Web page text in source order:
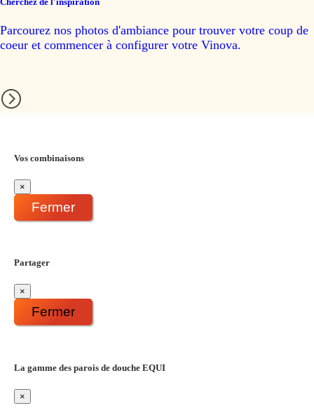
Parcourez nos photos d'ambiance pour trouver votre coup de
coeur et commencer à configurer votre Vinova.
Vos combinaisons
×
Fermer
Partager
×
Fermer
La gamme des parois de douche EQUI
×